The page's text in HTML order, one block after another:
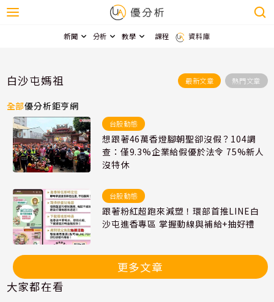
新聞 分析 教學 課程 資料庫
白沙屯媽祖 最新文章 熱門文章
全部優分析鉅亨網
台股動態
想跟著46萬香燈腳朝聖卻沒假？104調
查：僅9.3%企業給假優於法令 75%新人
沒特休
台股動態
跟著粉紅超跑來減塑！環部首推LINE白
沙屯進香專區 掌握動線與補給+抽好禮
更多文章
大家都在看